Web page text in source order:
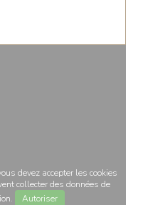
devez accepter les cookies
collecter des données de
Autoriser